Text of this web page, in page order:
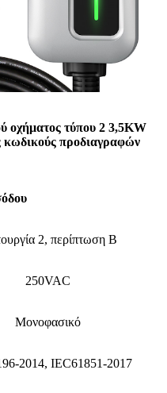
οχήματος τύπου 2 3,5KW
κωδικούς προδιαγραφών
2, περίπτωση Β
250VAC
Μονοφασικό
2014, IEC61851-2017